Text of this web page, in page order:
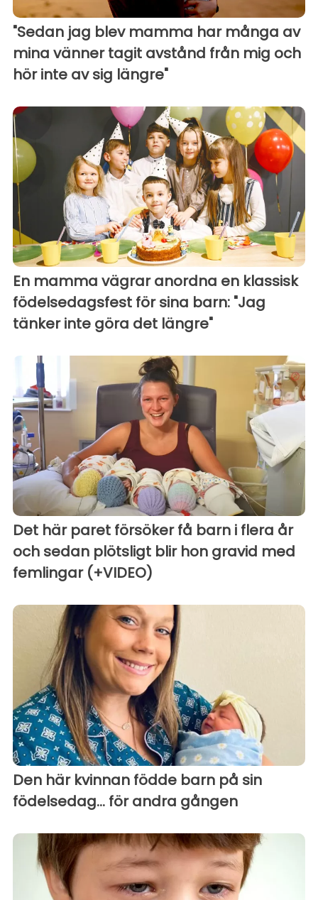
"Sedan jag blev mamma har många av
mina vänner tagit avstånd från mig och
hör inte av sig längre"
En mamma vägrar anordna en klassisk
födelsedagsfest för sina barn: "Jag
tänker inte göra det längre"
Det här paret försöker få barn i flera år
och sedan plötsligt blir hon gravid med
femlingar (+VIDEO)
Den här kvinnan födde barn på sin
födelsedag... för andra gången